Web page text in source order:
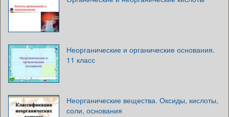
Неорганические и органические основания.
11 класс
Неорганические вещества. Оксиды, кислоты,
соли, основания